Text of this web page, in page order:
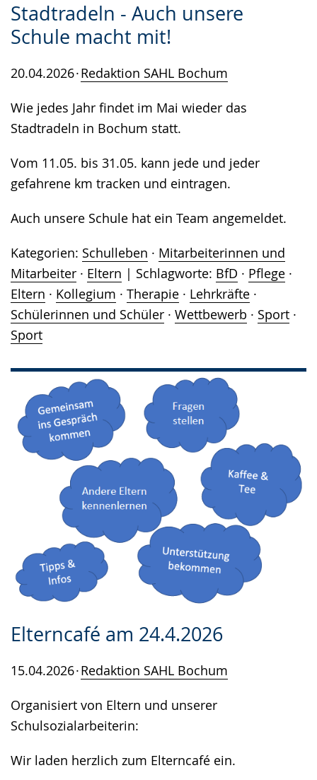
Stadtradeln - Auch unsere
Schule macht mit!
20.04.2026 Redaktion SAHL Bochum
Wie jedes Jahr findet im Mai wieder das
Stadtradeln in Bochum statt.
Vom 11.05. bis 31.05. kann jede und jeder
gefahrene km tracken und eintragen.
Auch unsere Schule hat ein Team angemeldet.
Kategorien: Schulleben · Mitarbeiterinnen und
Mitarbeiter · Eltern Schlagworte: BfD · Pflege ·
Eltern · Kollegium · Therapie · Lehrkräfte ·
Schülerinnen und Schüler · Wettbewerb · Sport ·
Sport
Elterncafé am 24.4.2026
15.04.2026 Redaktion SAHL Bochum
Organisiert von Eltern und unserer
Schulsozialarbeiterin:
Wir laden herzlich zum Elterncafé ein.